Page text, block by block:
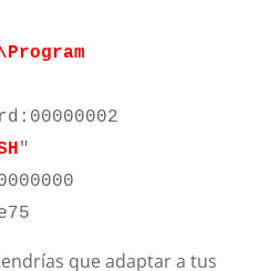
"
que adaptar a tus